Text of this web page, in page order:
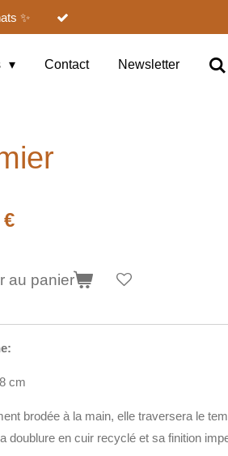
✨
Contact Newsletter
€
au panier
cm
brodée à la main, elle traversera le
doublure en cuir recyclé et sa finition